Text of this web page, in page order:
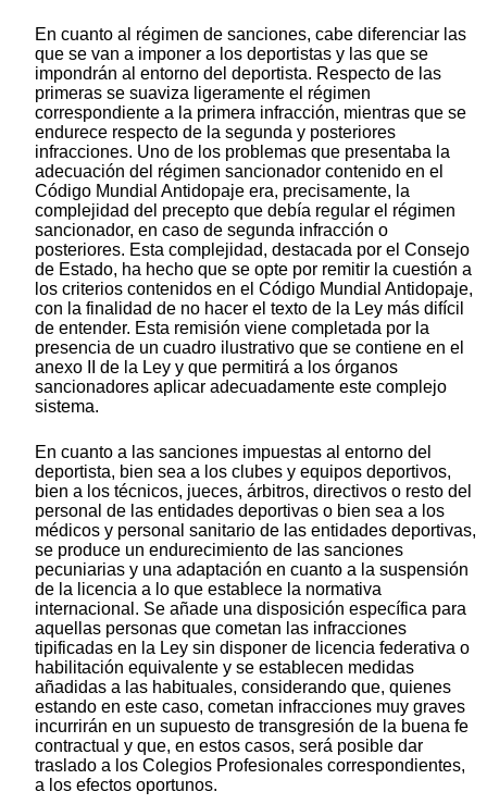
En cuanto al régimen de sanciones, cabe diferenciar las
que se van a imponer a los deportistas y las que se
impondrán al entorno del deportista. Respecto de las
primeras se suaviza ligeramente el régimen
correspondiente a la primera infracción, mientras que se
endurece respecto de la segunda y posteriores
infracciones. Uno de los problemas que presentaba la
adecuación del régimen sancionador contenido en el
Código Mundial Antidopaje era, precisamente, la
complejidad del precepto que debía regular el régimen
sancionador, en caso de segunda infracción o
posteriores. Esta complejidad, destacada por el Consejo
de Estado, ha hecho que se opte por remitir la cuestión a
los criterios contenidos en el Código Mundial Antidopaje,
con la finalidad de no hacer el texto de la Ley más difícil
de entender. Esta remisión viene completada por la
presencia de un cuadro ilustrativo que se contiene en el
anexo II de la Ley y que permitirá a los órganos
sancionadores aplicar adecuadamente este complejo
sistema.
En cuanto a las sanciones impuestas al entorno del
deportista, bien sea a los clubes y equipos deportivos,
bien a los técnicos, jueces, árbitros, directivos o resto del
personal de las entidades deportivas o bien sea a los
médicos y personal sanitario de las entidades deportivas,
se produce un endurecimiento de las sanciones
pecuniarias y una adaptación en cuanto a la suspensión
de la licencia a lo que establece la normativa
internacional. Se añade una disposición específica para
aquellas personas que cometan las infracciones
tipificadas en la Ley sin disponer de licencia federativa o
habilitación equivalente y se establecen medidas
añadidas a las habituales, considerando que, quienes
estando en este caso, cometan infracciones muy graves
incurrirán en un supuesto de transgresión de la buena fe
contractual y que, en estos casos, será posible dar
traslado a los Colegios Profesionales correspondientes,
a los efectos oportunos.